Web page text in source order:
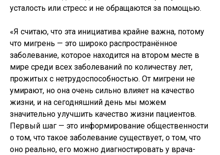
усталость или стресс и не обращаются за помощью.
«Я считаю, что эта инициатива крайне важна, потому
что мигрень — это широко распространённое
заболевание, которое находится на втором месте в
мире среди всех заболеваний по количеству лет,
прожитых с нетрудоспособностью. От мигрени не
умирают, но она очень сильно влияет на качество
жизни, и на сегодняшний день мы можем
значительно улучшить качество жизни пациентов.
Первый шаг — это информирование общественности
о том, что такое заболевание существует, о том, что
оно реально, его можно диагностировать у врача-